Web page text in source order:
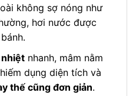
không sợ nóng như
hơi nước được
nhanh, mâm nằm
dụng diện tích và
thế cũng đơn giản.